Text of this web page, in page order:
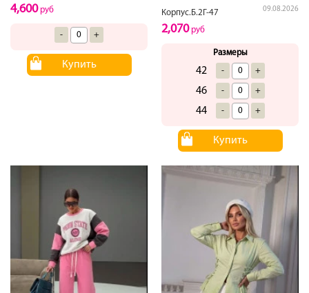
4,600руб
- +
Купить
Корпус.Б.2Г-47
09.08.2026
2,070руб
Размеры
42 - +
46 - +
44 - +
Купить